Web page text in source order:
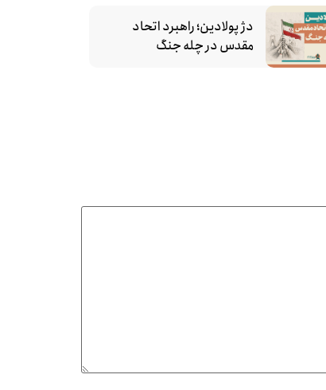
دژ پولادین؛ راهبرد اتحاد
مقدس در چله جنگ